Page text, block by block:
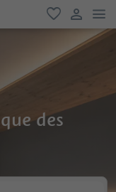
favori
lien
des